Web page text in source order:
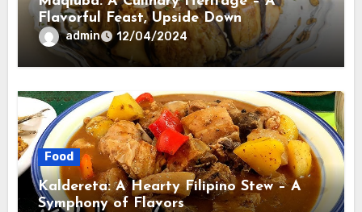
Flavorful Feast, Upside Down
admin 12/04/2024
Food
Kaldereta: A Hearty Filipino Stew – A
Symphony of Flavors